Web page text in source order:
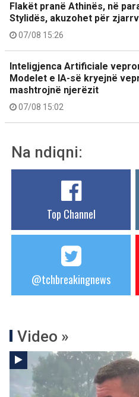
Flakët pranë Athinës, në
Stylidës, akuzohet për
07/08 15:26
Inteligjenca Artificiale
Modelet e IA-së kryejnë
mashtrojnë njerëzit
07/08 15:02
Na ndiqni:
Top Channel
@tchbreakingnews
Video »